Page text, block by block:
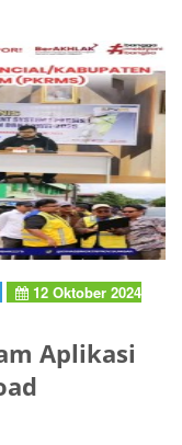
12 Oktober 2024
Aplikasi